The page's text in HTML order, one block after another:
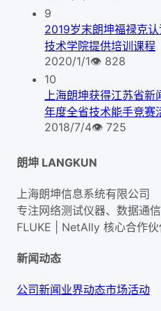
9
2019岁末朗坤福禄克
技术学院提供培训课程
2020/1/1👁 828
10
上海朗坤获得江苏省新
年度全省技术能手竞赛
2018/7/4👁 725
朗坤 LANGKUN
上海朗坤信息系统有限公司
专注网络测试仪器、数据通
FLUKE | NetAlly 核心合作
新闻动态
公司新闻业界动态市场活动